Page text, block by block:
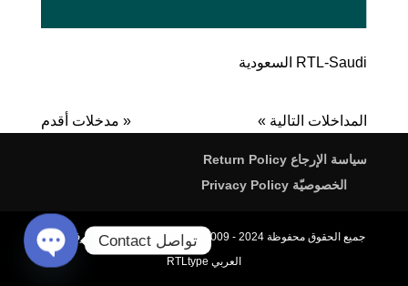
RTL-Saudi السعودية
« مدخلات أقدم المداخلات التالية »
سياسة الإرجاع Return Policy
الخصوصيّة Privacy Policy
جميع الحقوق محفوظة All rights reserved. 2009 - 2024، محترف الخط
العربي RTLtype
تواصل Contact